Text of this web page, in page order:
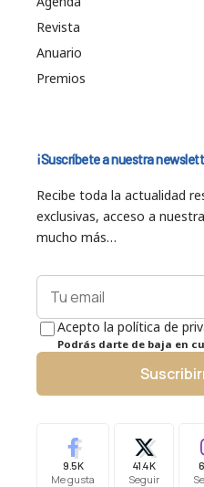
Revista
Anuario
Premios
¡Suscríbete a nuestra
Recibe toda la actualidad
exclusivas, acceso a
mucho más…
Acepto la política de
Podrás darte de baja en
9.5K
Me gusta
41.4K
Seguir